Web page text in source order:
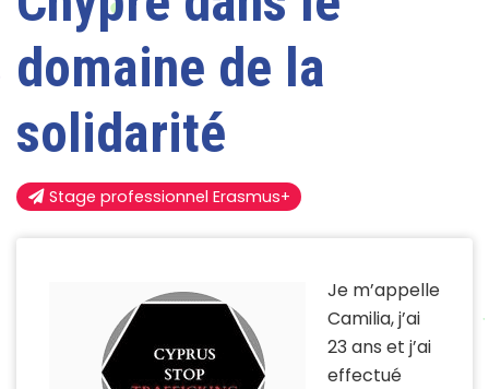
domaine de la
solidarité
Stage professionnel Erasmus+
Je m’appelle
Camilia, j’ai
23 ans et j’ai
effectué